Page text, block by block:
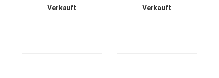
Verkauft Verkauft